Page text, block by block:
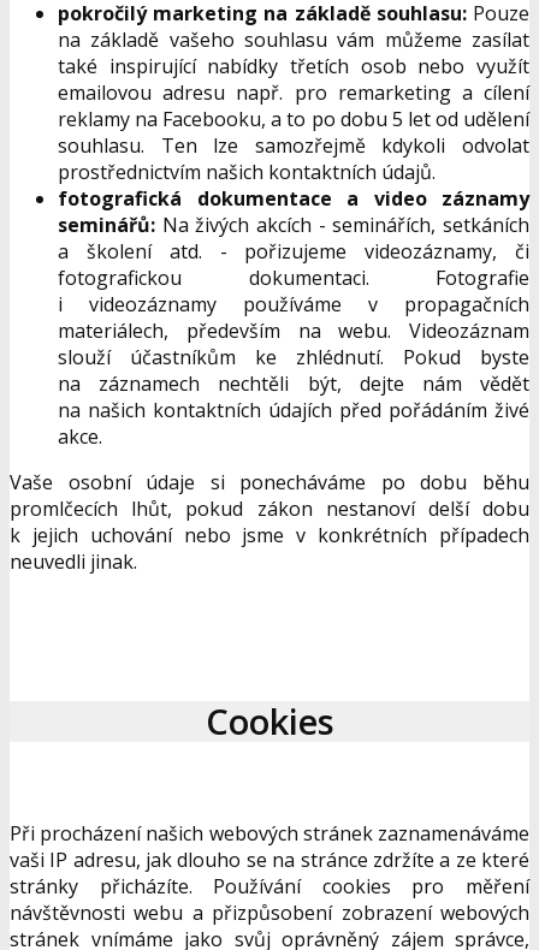
pokročilý marketing na základě souhlasu:Pouze
na základě vašeho souhlasu vám můžeme zasílat
také inspirující nabídky třetích osob nebo využít
emailovou adresu např. pro remarketing a cílení
reklamy na Facebooku, a to po dobu 5 let od udělení
souhlasu. Ten lze samozřejmě kdykoli odvolat
prostřednictvím našich kontaktních údajů.
fotografická dokumentace a video záznamy
seminářů: Na živých akcích - seminářích, setkáních
a školení atd. - pořizujeme videozáznamy, či
fotografickou dokumentaci. Fotografie
i videozáznamy používáme v propagačních
materiálech, především na webu. Videozáznam
slouží účastníkům ke zhlédnutí. Pokud byste
na záznamech nechtěli být, dejte nám vědět
na našich kontaktních údajích před pořádáním živé
akce.
Vaše osobní údaje si ponecháváme po dobu běhu
promlčecích lhůt, pokud zákon nestanoví delší dobu
k jejich uchování nebo jsme v konkrétních případech
neuvedli jinak.
Cookies
Při procházení našich webových stránek zaznamenáváme
vaši IP adresu, jak dlouho se na stránce zdržíte a ze které
stránky přicházíte. Používání cookies pro měření
návštěvnosti webu a přizpůsobení zobrazení webových
stránek vnímáme jako svůj oprávněný zájem správce,